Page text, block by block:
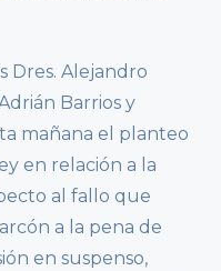
Dres. Alejandro
Barrios y
mañana el planteo
en relación a la
al fallo que
a la pena de
en suspenso,